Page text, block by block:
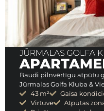
JŪRMALAS GOLFA
Baudi pilnvērtīgu atpūtu
Jūrmalas Golfa Kluba &
43 m²
Gaisa
Virtuve
Atpūtas